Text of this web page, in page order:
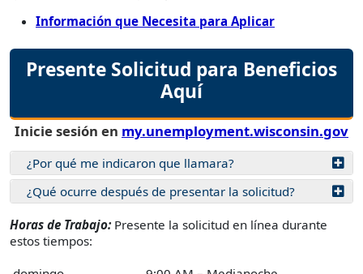
Información que Necesita para Aplicar
Presente Solicitud para Beneficios
Aquí
Inicie sesión en my.unemployment.wisconsin.gov
¿Por qué me indicaron que llamara?
¿Qué ocurre después de presentar la solicitud?
Horas de Trabajo: Presente la solicitud en línea durante
estos tiempos: